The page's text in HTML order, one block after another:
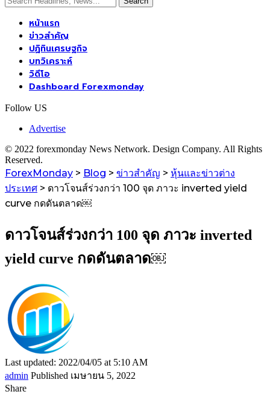
หน้าแรก
ข่าวสำคัญ
ปฏิทินเศรษฐกิจ
บทวิเคราะห์
วิดีโอ
Dashboard Forexmonday
Follow US
Advertise
© 2022 forexmonday News Network. Design Company. All Rights
Reserved.
ForexMonday > Blog > ข่าวสำคัญ > หุ้นและข่าวต่าง
ประเทศ > ดาวโจนส์ร่วงกว่า 100 จุด ภาวะ inverted yield
curve กดดันตลาด￼
ดาวโจนส์ร่วงกว่า 100 จุด ภาวะ inverted
yield curve กดดันตลาด￼
Last updated: 2022/04/05 at 5:10 AM
admin Published เมษายน 5, 2022
Share